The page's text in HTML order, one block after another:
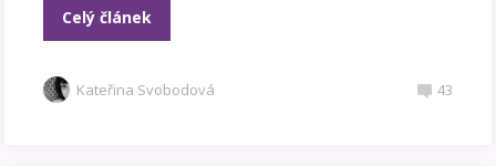
Celý článek
Kateřina Svobodová 43